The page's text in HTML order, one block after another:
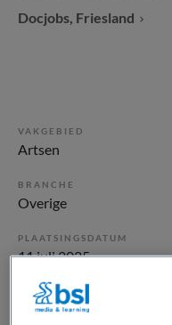
Docjobs, Friesland
VAKGEBIED
Artsen
BRANCHE
Overige
PLAATSINGSDATUM
11 juli 2025
ERVARING
Ervaren